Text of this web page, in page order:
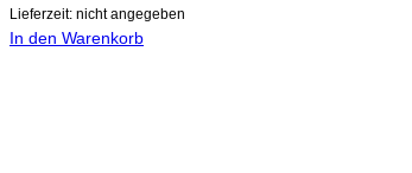
Lieferzeit: nicht angegeben
In den Warenkorb